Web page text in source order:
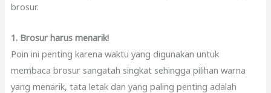
brosur.
1. Brosur harus menarik!
Poin ini penting karena waktu yang digunakan untuk
membaca brosur sangatah singkat sehingga pilihan warna
yang menarik, tata letak dan yang paling penting adalah